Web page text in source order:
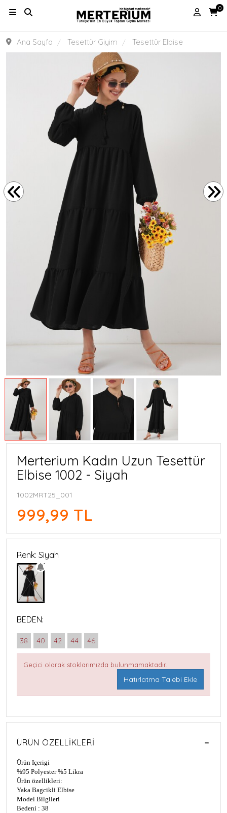
0
Ana Sayfa Tesettür Giyim Tesettür Elbise
Merterium Kadın Uzun Tesettür
Elbise 1002 - Siyah
1002MRT25_001
999,99 TL
Renk: Siyah
BEDEN:
38 40 42 44 46
Geçici olarak stoklarımızda bulunmamaktadır.
Hatırlatma Talebi Ekle
ÜRÜN ÖZELLIKLERI
Ürün Içerigi
%95 Polyester%5 Likra
Ürün özellikleri:
Yaka Bagcikli Elbise
Model Bilgileri
Bedeni : 38